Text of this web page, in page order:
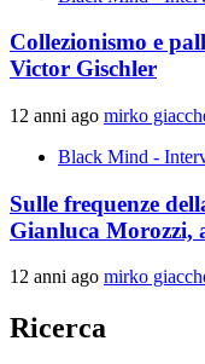
Collezionismo e
Victor Gischler
12 anni ago mirko
Black Mind -
Sulle frequenze
Gianluca Morozzi,
12 anni ago mirko
Ricerca